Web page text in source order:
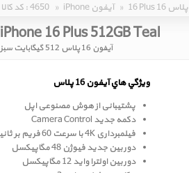
کد کالا : 4650 » iPhone آیفون » 16 Plus 16 پلاس
iPhone 16 Plus 512GB Teal
آیفون 16 پلاس 512 گیگابایت سبز
ويژگي هاي آيفون 16 پلاس
پشتیبانی از هوش مصنوعی اپل
دکمه جدید Camera Control
فیلمبرداری 4K با سرعت 60 فریم بر ثانیه
دوربین جدید فیوژن 48 مگاپیکسل
دوربین اولترا واید 12 مگاپیکسل